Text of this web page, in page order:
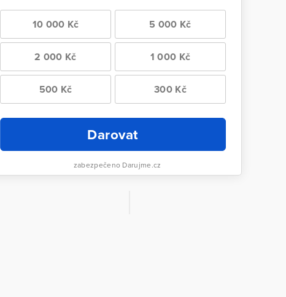
10 000 Kč 5 000 Kč
2 000 Kč 1 000 Kč
500 Kč 300 Kč
Darovat
zabezpečeno Darujme.cz